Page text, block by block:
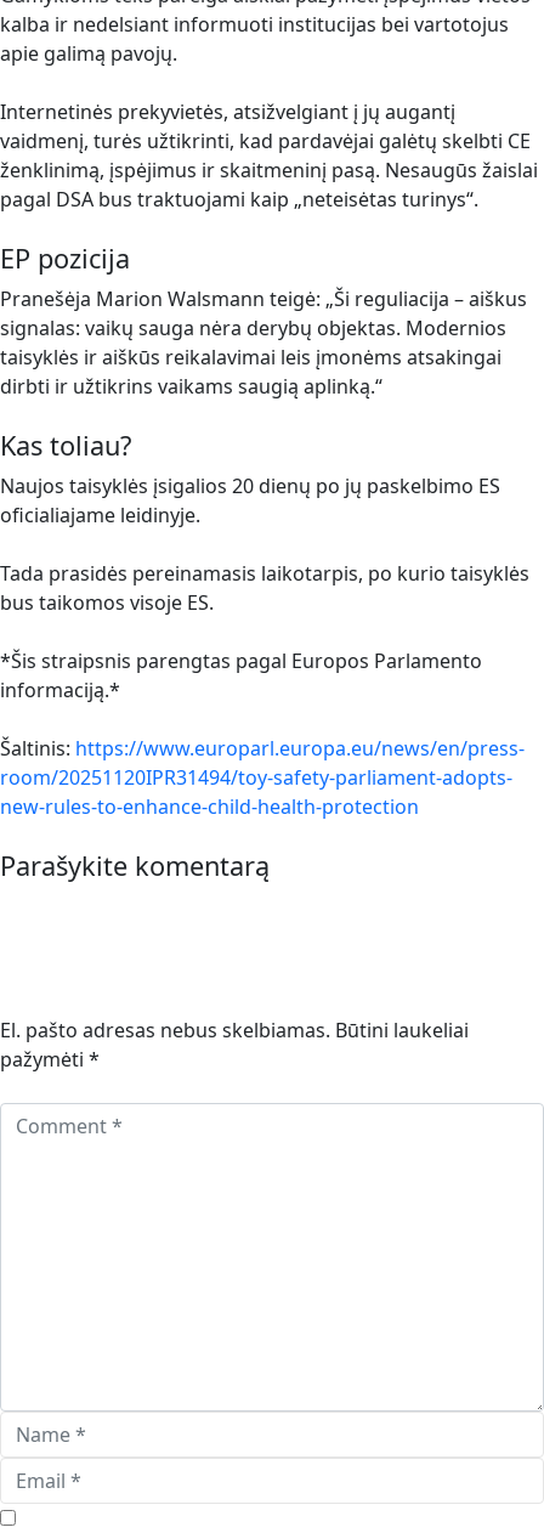
kalba ir nedelsiant informuoti institucijas bei vartotojus
apie galimą pavojų.
Internetinės prekyvietės, atsižvelgiant į jų augantį
vaidmenį, turės užtikrinti, kad pardavėjai galėtų skelbti CE
ženklinimą, įspėjimus ir skaitmeninį pasą. Nesaugūs žaislai
pagal DSA bus traktuojami kaip „neteisėtas turinys“.
EP pozicija
Pranešėja Marion Walsmann teigė: „Ši reguliacija – aiškus
signalas: vaikų sauga nėra derybų objektas. Modernios
taisyklės ir aiškūs reikalavimai leis įmonėms atsakingai
dirbti ir užtikrins vaikams saugią aplinką.“
Kas toliau?
Naujos taisyklės įsigalios 20 dienų po jų paskelbimo ES
oficialiajame leidinyje.
Tada prasidės pereinamasis laikotarpis, po kurio taisyklės
bus taikomos visoje ES.
*Šis straipsnis parengtas pagal Europos Parlamento
informaciją.*
Šaltinis: https://www.europarl.europa.eu/news/en/press-
room/20251120IPR31494/toy-safety-parliament-adopts-
new-rules-to-enhance-child-health-protection
Parašykite komentarą
El. pašto adresas nebus skelbiamas. Būtini laukeliai
pažymėti *